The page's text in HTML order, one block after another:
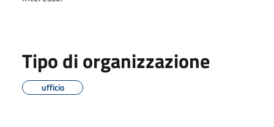
Tipo di organizzazione
ufficio